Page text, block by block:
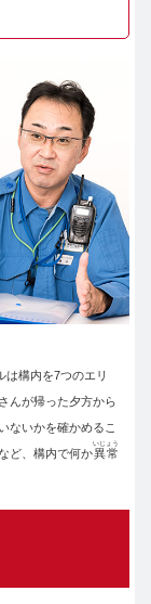
は構内を7つのエリ
んが帰った夕方から
ないかを確かめるこ
ど、構内で何か異常
いじょう